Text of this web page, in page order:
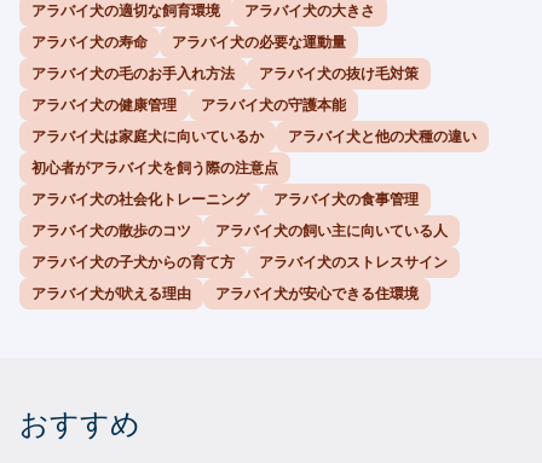
アラバイ犬の適切な飼育環境
アラバイ犬の大きさ
アラバイ犬の寿命
アラバイ犬の必要な運動量
アラバイ犬の毛のお手入れ方法
アラバイ犬の抜け毛対策
アラバイ犬の健康管理
アラバイ犬の守護本能
アラバイ犬は家庭犬に向いているか
アラバイ犬と他の犬種の違い
初心者がアラバイ犬を飼う際の注意点
アラバイ犬の社会化トレーニング
アラバイ犬の食事管理
アラバイ犬の散歩のコツ
アラバイ犬の飼い主に向いている人
アラバイ犬の子犬からの育て方
アラバイ犬のストレスサイン
アラバイ犬が吠える理由
アラバイ犬が安心できる住環境
おすすめ